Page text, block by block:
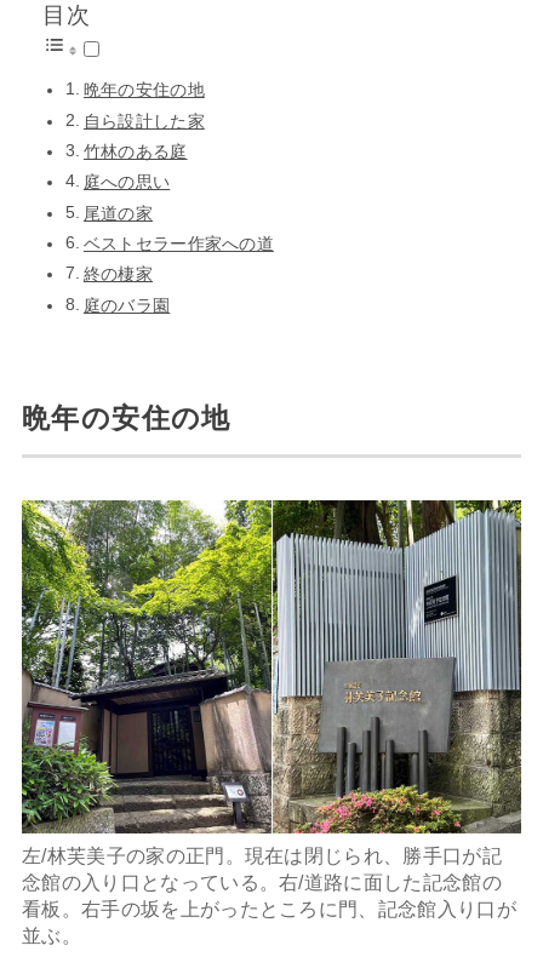
目次
晩年の安住の地
自ら設計した家
竹林のある庭
庭への思い
尾道の家
ベストセラー作家への道
終の棲家
庭のバラ園
晩年の安住の地
左/林芙美子の家の正門。現在は閉じられ、勝手口が記
念館の入り口となっている。右/道路に面した記念館の
看板。右手の坂を上がったところに門、記念館入り口が
並ぶ。